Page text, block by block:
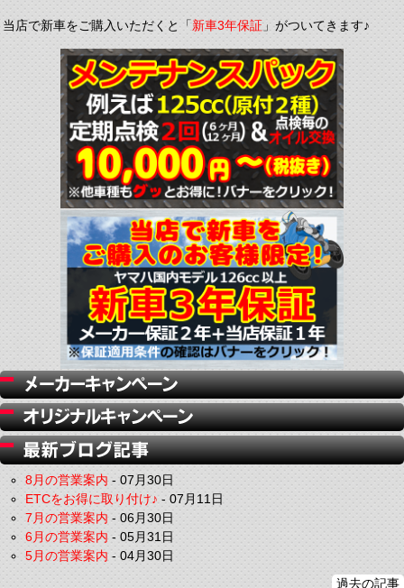
当店で新車をご購入いただくと「新車3年保証」がついてきます♪
8月の営業案内-07月30日
ETCをお得に取り付け♪-07月11日
7月の営業案内-06月30日
6月の営業案内-05月31日
5月の営業案内-04月30日
過去の記事